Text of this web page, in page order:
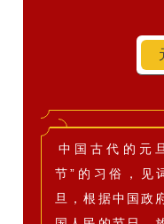
中国古代的元
节”的习俗，见
旦，根据中国政